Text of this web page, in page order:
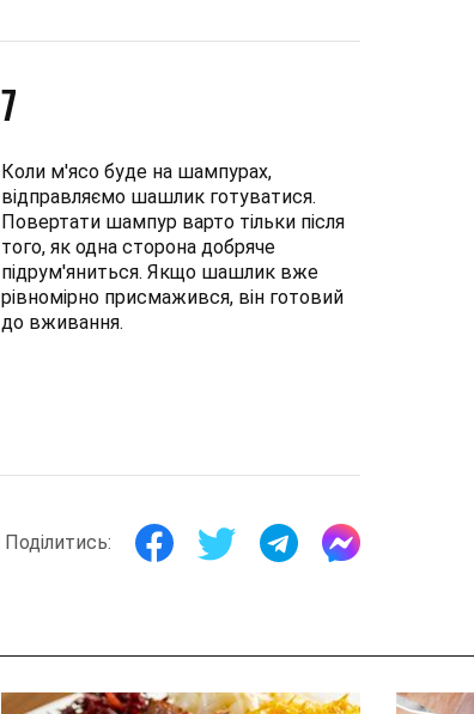
7
Коли м'ясо буде на шампурах,
відправляємо шашлик готуватися.
Повертати шампур варто тільки після
того, як одна сторона добряче
підрум'яниться. Якщо шашлик вже
рівномірно присмажився, він готовий
до вживання.
Поділитись: